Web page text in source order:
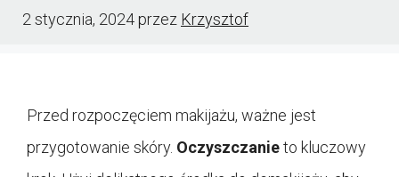
2 stycznia, 2024przez Krzysztof
Przed rozpoczęciem makijażu, ważne jest
przygotowanie skóry. Oczyszczanieto kluczowy